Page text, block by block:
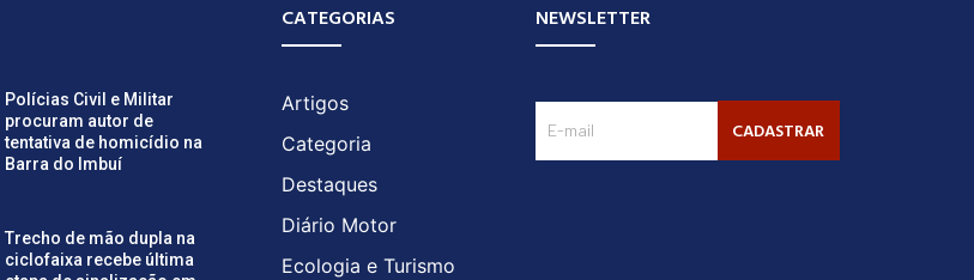
Polícias Civil e Militar
procuram autor de
tentativa de homicídio na
Barra do Imbuí
Trecho de mão dupla na
ciclofaixa recebe última
CATEGORIAS
Artigos
Categoria
Destaques
Diário Motor
Ecologia e Turismo
NEWSLETTER
CADASTRAR